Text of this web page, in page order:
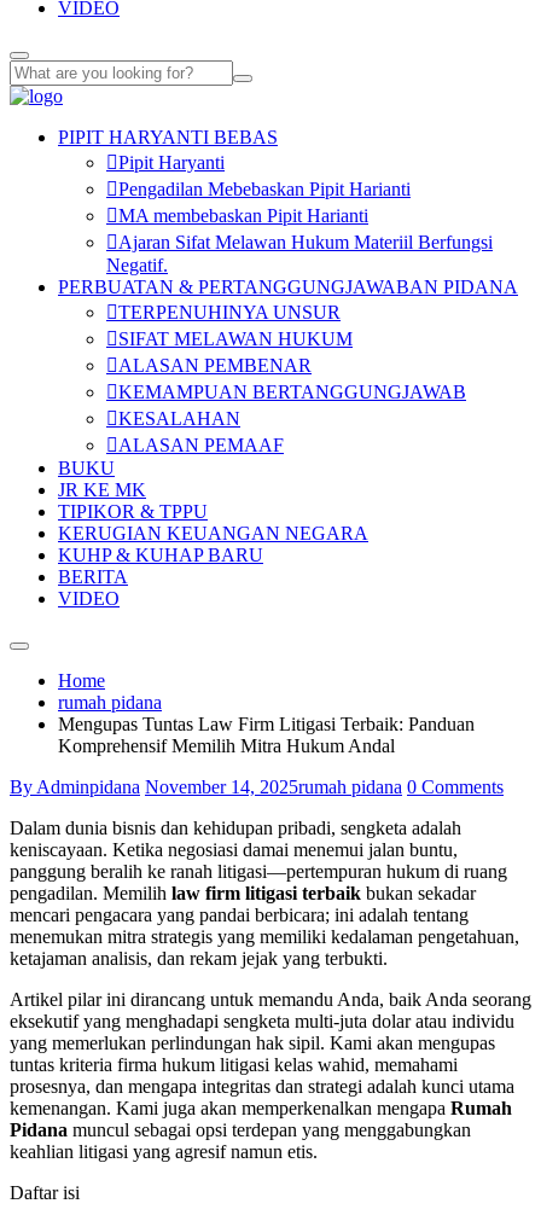
VIDEO
PIPIT HARYANTI BEBAS
Pipit Haryanti
Pengadilan Mebebaskan Pipit Harianti
MA membebaskan Pipit Harianti
Ajaran Sifat Melawan Hukum Materiil Berfungsi
Negatif.
PERBUATAN & PERTANGGUNGJAWABAN PIDANA
TERPENUHINYA UNSUR
SIFAT MELAWAN HUKUM
ALASAN PEMBENAR
KEMAMPUAN BERTANGGUNGJAWAB
KESALAHAN
ALASAN PEMAAF
BUKU
JR KE MK
TIPIKOR & TPPU
KERUGIAN KEUANGAN NEGARA
KUHP & KUHAP BARU
BERITA
VIDEO
Home
rumah pidana
Mengupas Tuntas Law Firm Litigasi Terbaik: Panduan
Komprehensif Memilih Mitra Hukum Andal
By Adminpidana November 14, 2025rumah pidana 0 Comments
Dalam dunia bisnis dan kehidupan pribadi, sengketa adalah
keniscayaan. Ketika negosiasi damai menemui jalan buntu,
panggung beralih ke ranah litigasi—pertempuran hukum di ruang
pengadilan. Memilih law firm litigasi terbaik bukan sekadar
mencari pengacara yang pandai berbicara; ini adalah tentang
menemukan mitra strategis yang memiliki kedalaman pengetahuan,
ketajaman analisis, dan rekam jejak yang terbukti.
Artikel pilar ini dirancang untuk memandu Anda, baik Anda seorang
eksekutif yang menghadapi sengketa multi-juta dolar atau individu
yang memerlukan perlindungan hak sipil. Kami akan mengupas
tuntas kriteria firma hukum litigasi kelas wahid, memahami
prosesnya, dan mengapa integritas dan strategi adalah kunci utama
kemenangan. Kami juga akan memperkenalkan mengapa Rumah
Pidana muncul sebagai opsi terdepan yang menggabungkan
keahlian litigasi yang agresif namun etis.
Daftar isi